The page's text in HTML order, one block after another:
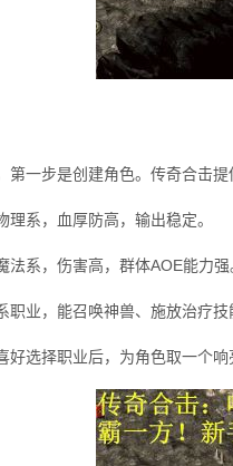
第一步是创建角色。传奇合击
理系，血厚防高，输出稳定。
法系，伤害高，群体AOE能力强
职业，能召唤神兽、施放治疗技
好选择职业后，为角色取一个响